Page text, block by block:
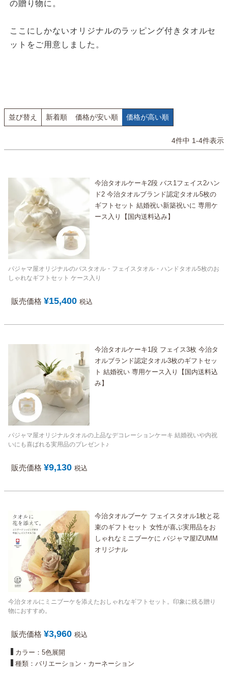
の贈り物に。
ここにしかないオリジナルのラッピング付きタオルセ
ットをご用意しました。
並び替え 新着順 価格が安い順 価格が高い順
4件中 1-4件表示
今治タオルケーキ2段 バス1フェイス2ハン
ド2 今治タオルブランド認定タオル5枚の
ギフトセット 結婚祝い新築祝いに 専用ケ
ース入り【国内送料込み】
パジャマ屋オリジナルのバスタオル・フェイスタオル・ハンドタオル5枚のお
しゃれなギフトセット ケース入り
販売価格 ¥15,400 税込
今治タオルケーキ1段 フェイス3枚 今治タ
オルブランド認定タオル3枚のギフトセッ
ト 結婚祝い 専用ケース入り【国内送料込
み】
パジャマ屋オリジナルタオルの上品なデコレーションケーキ 結婚祝いや内祝
いにも喜ばれる実用品のプレゼント♪
販売価格 ¥9,130 税込
今治タオルブーケ フェイスタオル1枚と花
束のギフトセット 女性が喜ぶ実用品をお
しゃれなミニブーケに パジャマ屋IZUMM
オリジナル
今治タオルにミニブーケを添えたおしゃれなギフトセット。印象に残る贈り
物におすすめ。
販売価格 ¥3,960 税込
カラー：5色展開
種類：バリエーション・カーネーション